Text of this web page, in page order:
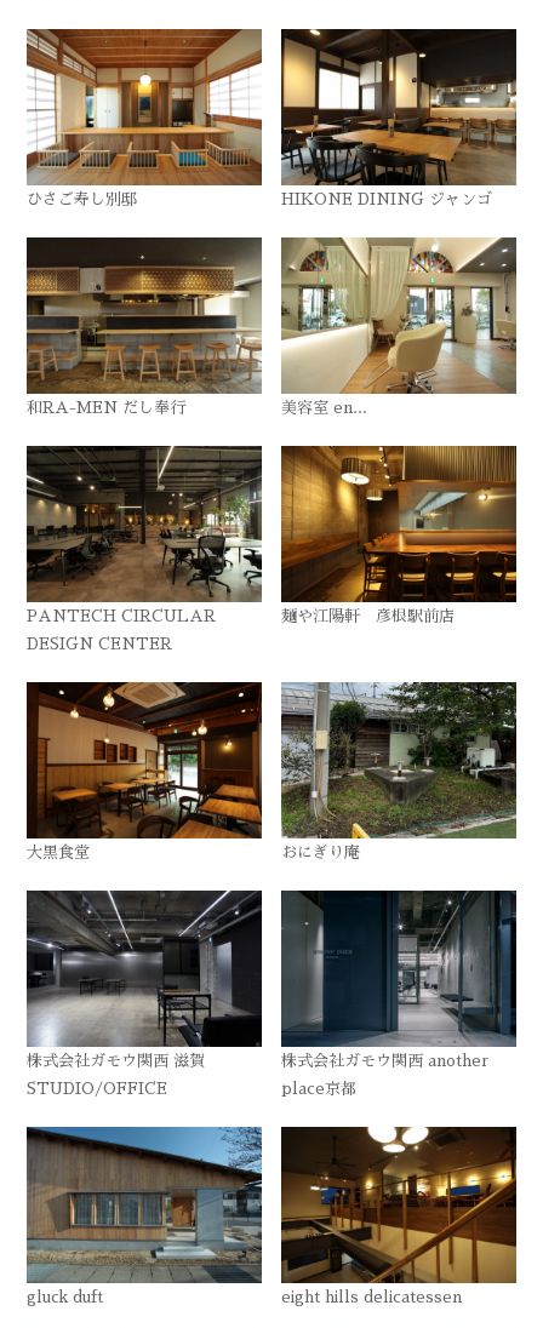
ひさご寿し別邸 HIKONE DINING ジャンゴ
和RA-MEN だし奉行 美容室 en...
PANTECH CIRCULAR
DESIGN CENTER
麺や江陽軒 彦根駅前店
大黒食堂 おにぎり庵
株式会社ガモウ関西 滋賀
STUDIO/OFFICE
株式会社ガモウ関西 another
place京都
gluck duft eight hills delicatessen